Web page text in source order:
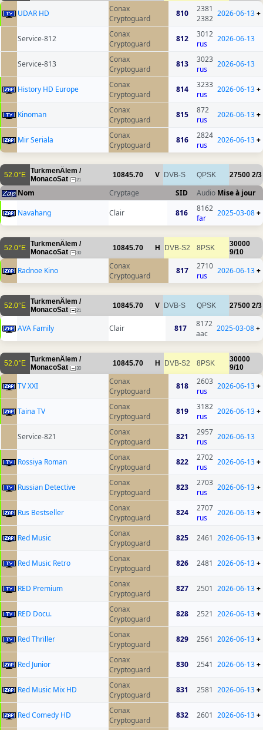
UDAR HD
Conax
Cryptoguard
810
2381
2382
2026-06-13+
Service-812
Conax
Cryptoguard
812
3012
rus
2026-06-13
Service-813
Conax
Cryptoguard
813
3023
rus
2026-06-13
History HD Europe
Conax
Cryptoguard
814
3233
rus
2026-06-13+
Kinoman
Conax
Cryptoguard
815
872
rus
2026-06-13+
Mir Seriala
Conax
Cryptoguard
816
2824
rus
2026-06-13+
52.0°E TurkmenÄlem /
MonacoSat
21
10845.70 V DVB-S QPSK 27500 2/3
Nom Cryptage SID Audio Mise à jour
Navahang
Clair 816
8162
far
2025-03-08+
52.0°E TurkmenÄlem /
MonacoSat
30
10845.70 H DVB-S2 8PSK
30000
9/10
Radnoe Kino
Conax
Cryptoguard
817
2710
rus
2026-06-13+
52.0°E TurkmenÄlem /
MonacoSat
21
10845.70 V DVB-S QPSK 27500 2/3
AVA Family Clair 817
8172
aac
2025-03-08+
52.0°E TurkmenÄlem /
MonacoSat
30
10845.70 H DVB-S2 8PSK
30000
9/10
TV XXI
Conax
Cryptoguard
818
2603
rus
2026-06-13+
Taina TV
Conax
Cryptoguard
819
3182
rus
2026-06-13+
Service-821
Conax
Cryptoguard
821
2957
rus
2026-06-13
Rossiya Roman
Conax
Cryptoguard
822
2702
rus
2026-06-13+
Russian Detective
Conax
Cryptoguard
823
2703
rus
2026-06-13+
Rus Bestseller
Conax
Cryptoguard
824
2707
rus
2026-06-13+
Red Music
Conax
Cryptoguard
825 2461 2026-06-13+
Red Music Retro
Conax
Cryptoguard
826 2481 2026-06-13+
RED Premium
Conax
Cryptoguard
827 2501 2026-06-13+
RED Docu.
Conax
Cryptoguard
828 2521 2026-06-13+
Red Thriller
Conax
Cryptoguard
829 2561 2026-06-13+
Red Junior
Conax
Cryptoguard
830 2541 2026-06-13+
Red Music Mix HD
Conax
Cryptoguard
831 2581 2026-06-13+
Red Comedy HD
Conax
Cryptoguard
832 2601 2026-06-13+